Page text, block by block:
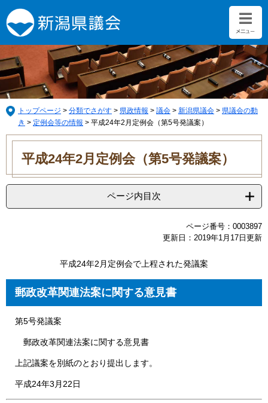
ー
ジ
の
先
頭
で
す。
ニ
ュ
ー
を
飛
ば
し
て
トップページ > 分類でさがす > 県政情報 > 議会 > 新潟県議会 > 県議会の動
き > 定例会等の情報 > 平成24年2月定例会（第5号発議案）
本
平成24年2月定例会（第5号発議案）
ページ内目次
ページ番号：0003897
更新日：2019年1月17日更新
平成24年2月定例会で上程された発議案
郵政改革関連法案に関する意見書
第5号発議案
郵政改革関連法案に関する意見書
上記議案を別紙のとおり提出します。
平成24年3月22日